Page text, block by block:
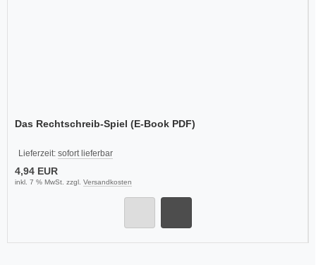
Das Rechtschreib-Spiel (E-Book PDF)
Lieferzeit: sofort lieferbar
4,94 EUR
inkl. 7 % MwSt. zzgl. Versandkosten